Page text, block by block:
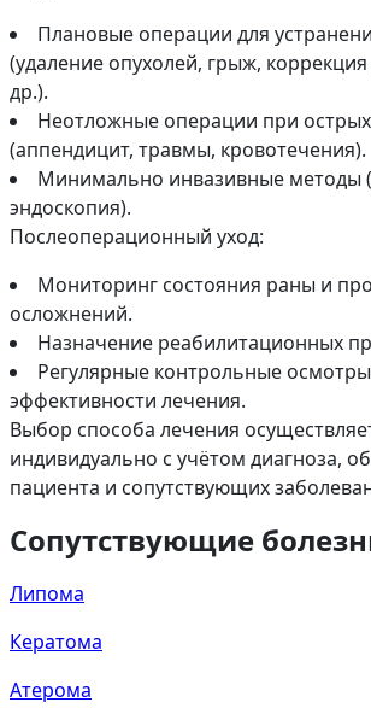
Плановые операции для
(удаление опухолей, грыж,
др.).
Неотложные операции при
(аппендицит, травмы, кровотечения).
Минимально инвазивные методы
эндоскопия).
Послеоперационный уход:
Мониторинг состояния раны и
осложнений.
Назначение реабилитационных
Регулярные контрольные
эффективности лечения.
Выбор способа лечения
индивидуально с учётом диагноза,
пациента и сопутствующих
Сопутствующие
Липома
Кератома
Атерома